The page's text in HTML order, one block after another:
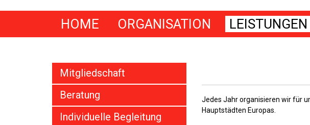
HOME ORGANISATION LEISTUNGEN
Mitgliedschaft
Beratung
Individuelle Begleitung
Jedes Jahr organisieren wir für
Hauptstädten Europas.